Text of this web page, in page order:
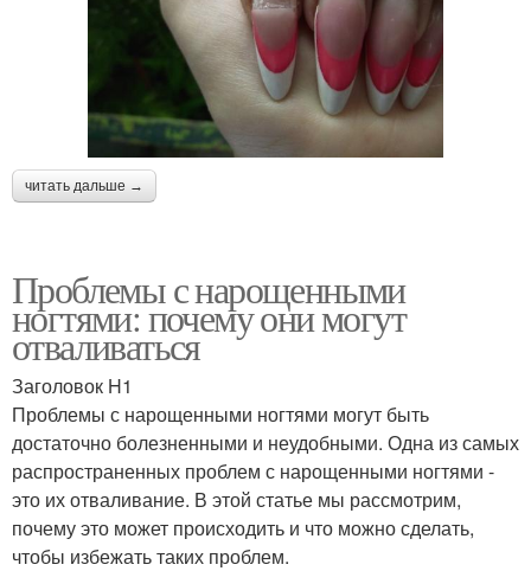
читать дальше →
Проблемы с нарощенными
ногтями: почему они могут
отваливаться
Заголовок H1
Проблемы с нарощенными ногтями могут быть
достаточно болезненными и неудобными. Одна из самых
распространенных проблем с нарощенными ногтями -
это их отваливание. В этой статье мы рассмотрим,
почему это может происходить и что можно сделать,
чтобы избежать таких проблем.